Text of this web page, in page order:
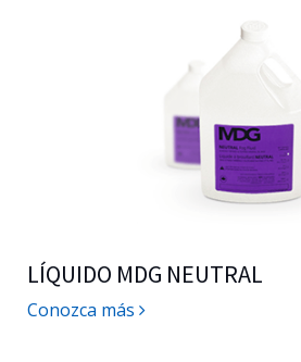
LÍQUIDO MDG NEUTRAL
Conozca más